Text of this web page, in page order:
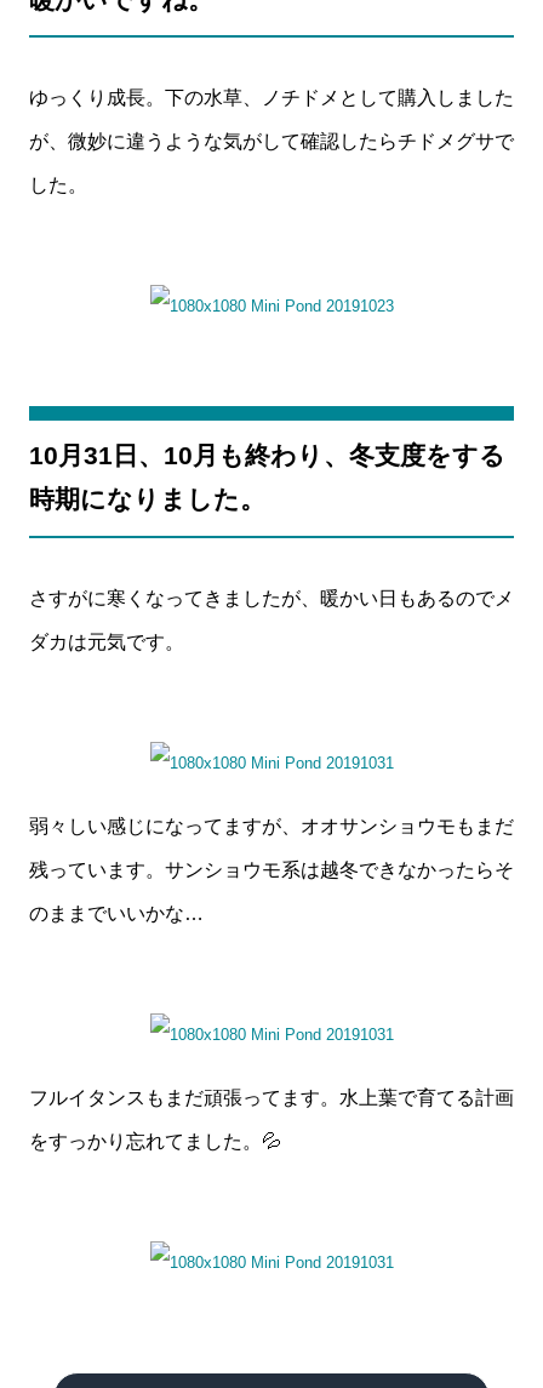
ゆっくり成長。下の水草、ノチドメとして購入しました
が、微妙に違うような気がして確認したらチドメグサで
した。
10月31日、10月も終わり、冬支度をする
時期になりました。
さすがに寒くなってきましたが、暖かい日もあるのでメ
ダカは元気です。
弱々しい感じになってますが、オオサンショウモもまだ
残っています。サンショウモ系は越冬できなかったらそ
のままでいいかな…
フルイタンスもまだ頑張ってます。水上葉で育てる計画
をすっかり忘れてました。💦